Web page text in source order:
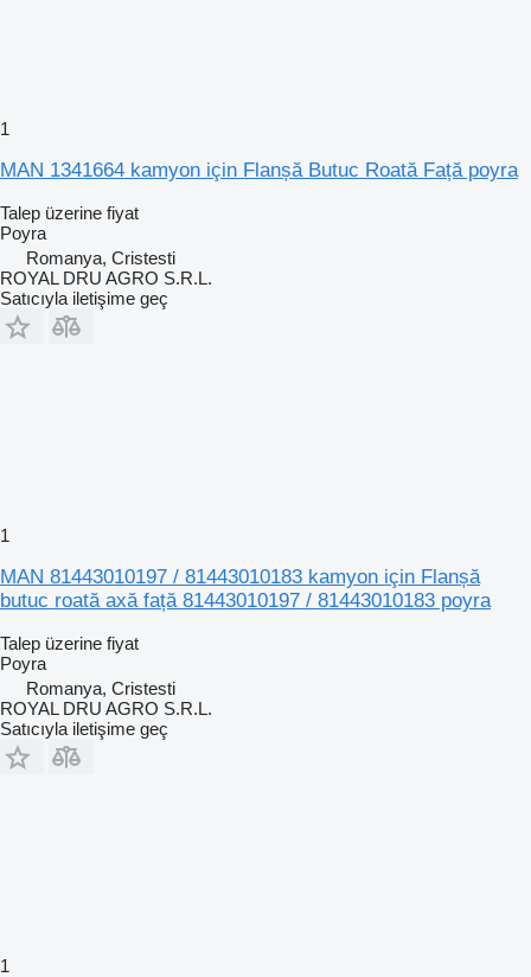
1
MAN 1341664 kamyon için Flanșă Butuc Roată Față poyra
Talep üzerine fiyat
Poyra
Romanya, Cristesti
ROYAL DRU AGRO S.R.L.
Satıcıyla iletişime geç
1
MAN 81443010197 / 81443010183 kamyon için Flanșă
butuc roată axă față 81443010197 / 81443010183 poyra
Talep üzerine fiyat
Poyra
Romanya, Cristesti
ROYAL DRU AGRO S.R.L.
Satıcıyla iletişime geç
1